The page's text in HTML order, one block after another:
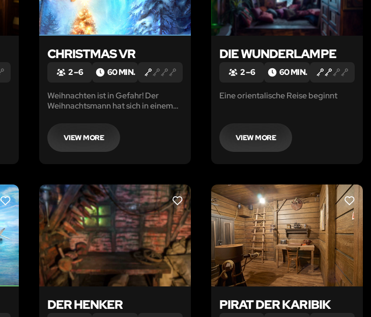
CHRISTMAS VR
2 – 6 60 MIN.
Weihnachten ist in Gefahr! Der
Weihnachtsmann hat sich in einem
Geschenke verloren und kann den
Weg zurück nach Hause nicht finden.
VIEW MORE
DIE WUNDERLAMPE
2 – 6 60 MIN.
Eine orientalische Reise beginnt
VIEW MORE
LIKE LIKE
DER HENKER
LIKE
PIRAT DER KARIBIK